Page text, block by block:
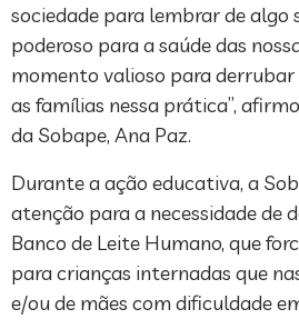
sociedade para lembrar de algo
poderoso para a saúde das
momento valioso para
as famílias nessa prática”,
da Sobape, Ana Paz.
Durante a ação educativa, a
atenção para a necessidade de
Banco de Leite Humano, que
para crianças internadas que
e/ou de mães com dificuldade